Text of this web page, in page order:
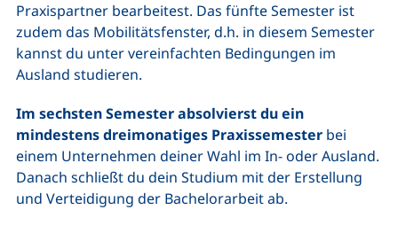
Praxispartner bearbeitest. Das fünfte Semester ist
zudem das Mobilitätsfenster, d.h. in diesem Semester
kannst du unter vereinfachten Bedingungen im
Ausland studieren.
Im sechsten Semester absolvierst du ein
mindestens dreimonatiges Praxissemester bei
einem Unternehmen deiner Wahl im In- oder Ausland.
Danach schließt du dein Studium mit der Erstellung
und Verteidigung der Bachelorarbeit ab.